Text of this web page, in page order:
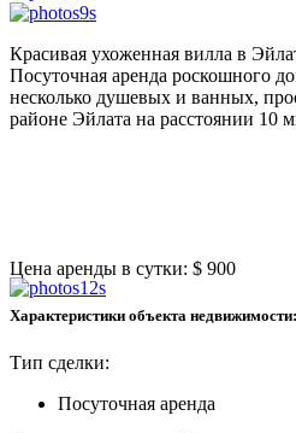
Красивая ухоженная вилла в
Посуточная аренда роскошного
несколько душевых и ванных,
районе Эйлата на расстоянии 10
Цена аренды в сутки: $ 900
Характеристики объекта недвижимости:
Тип сделки:
Посуточная аренда